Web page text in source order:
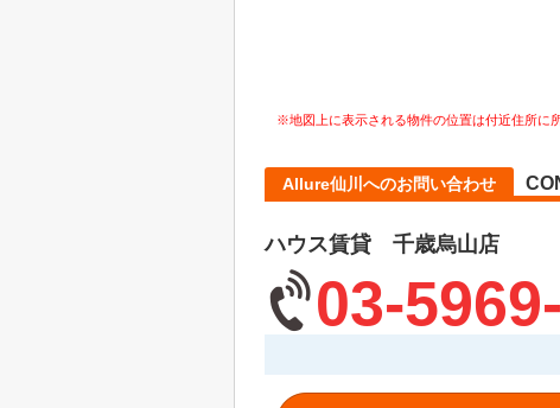
※地図上に表示される物件の位置は付近住所に
Allure仙川へのお問い合わせ
ハウス賃貸 千歳烏山店
03-